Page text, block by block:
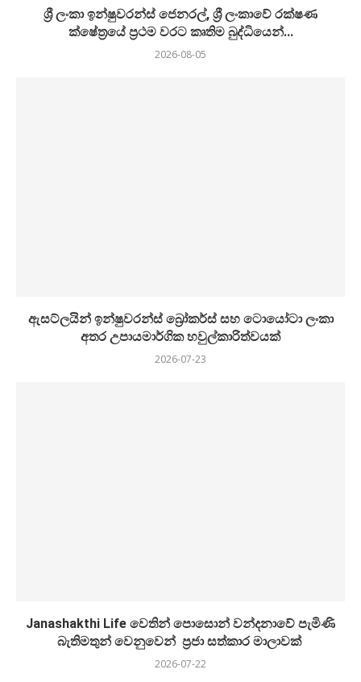
ශ්‍රී ලංකා ඉන්ෂුවරන්ස් ජෙනරල්, ශ්‍රී ලංකාවේ රක්ෂණ
ක්ෂේත්‍රයේ ප්‍රථම වරට කෘතිම බුද්ධියෙන්...
2026-08-05
ඇසට්ලයින් ඉන්ෂුවරන්ස් බ්‍රෝකර්ස් සහ ටොයෝටා ලංකා
අතර උපායමාර්ගික හවුල්කාරිත්වයක්
2026-07-23
Janashakthi Life වෙතින් පොසොන් වන්දනාවේ පැමිණි
බැතිමතුන් වෙනුවෙන් ප්‍රජා සත්කාර මාලාවක්
2026-07-22